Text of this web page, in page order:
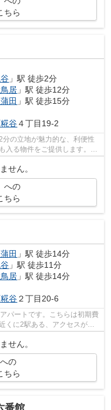
ちら
」駅 徒歩2分
居 」駅 徒歩12分
田 」駅 徒歩15分
谷４丁目19-2
の立地が魅力的な、利便性
入る物件をご提供します。平
せん。
への
ちら
田 」駅 徒歩14分
」駅 徒歩11分
居 」駅 徒歩14分
谷２丁目20-6
パートです。こちらは初期費
くに2駅ある、アクセスが良
せん。
の
ちら